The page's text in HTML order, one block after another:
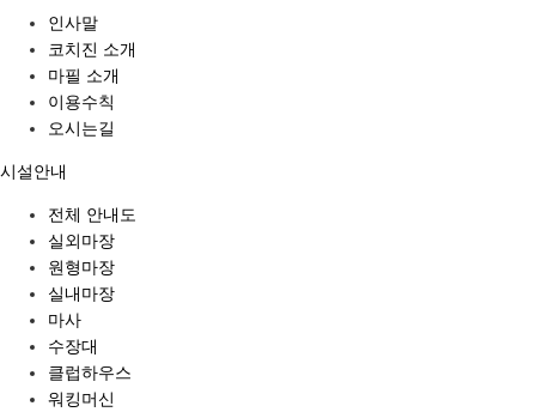
인사말
코치진 소개
마필 소개
이용수칙
오시는길
시설안내
전체 안내도
실외마장
원형마장
실내마장
마사
수장대
클럽하우스
워킹머신